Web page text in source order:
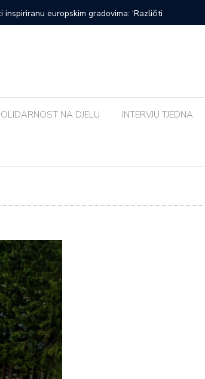
ovoga tjedna u Kaštelu
bolja od
NA DJELU INTERVJU TJEDNA